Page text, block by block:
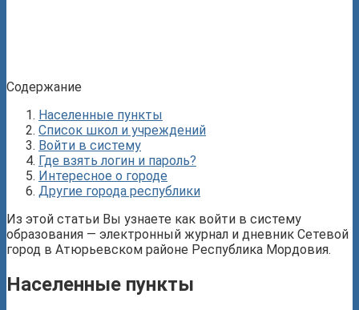
Содержание
Населенные пункты
Список школ и учреждений
Войти в систему
Где взять логин и пароль?
Интересное о городе
Другие города республики
Из этой статьи Вы узнаете как войти в систему
образования — электронный журнал и дневник Сетевой
город в Атюрьевском районе Республика Мордовия.
Населенные пункты